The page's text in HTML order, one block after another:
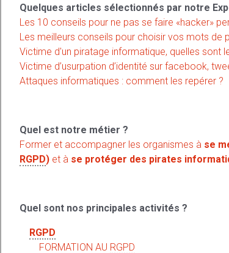
Quelques articles sélectionnés par notre
Les 10 conseils pour ne pas se faire «hacker»
Les meilleurs conseils pour choisir vos mots de
Victime d'un piratage informatique, quelles sont
Victime d’usurpation d’identité sur facebook,
Attaques informatiques : comment les repérer ?
Quel est notre métier ?
Former et accompagner les organismes à se
RGPD) et à se protéger des pirates
Quel sont nos principales activités ?
RGPD
FORMATION AU RGPD